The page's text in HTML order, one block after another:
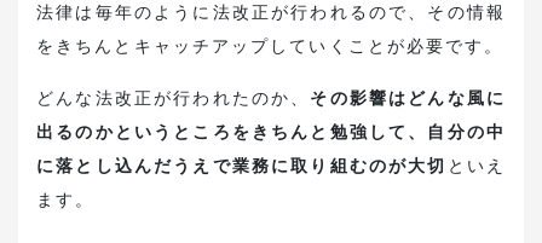
法律は毎年のように法改正が行われるので、その情報
をきちんとキャッチアップしていくことが必要です。
どんな法改正が行われたのか、 その影響はどんな風に
出るのかというところをきちんと勉強して、自分の中
に落とし込んだうえで業務に取り組むのが大切 といえ
ます。